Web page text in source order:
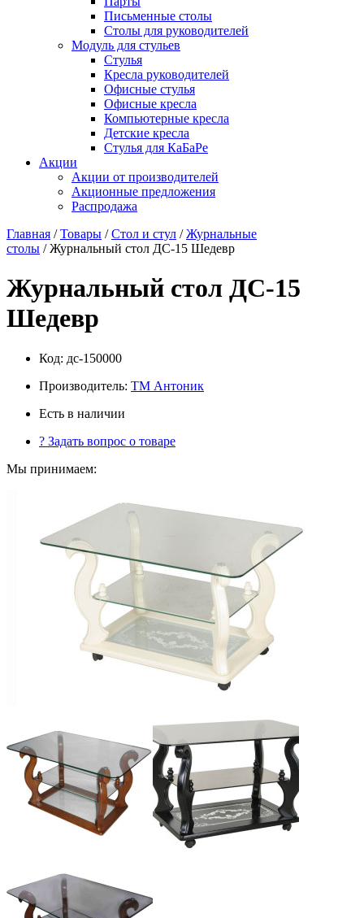
Письменные столы
Столы для руководителей
Модуль для стульев
Стулья
Кресла руководителей
Офисные стулья
Офисные кресла
Компьютерные кресла
Детские кресла
Стулья для КаБаРе
Акции
Акции от производителей
Акционные предложения
Распродажа
Главная /Товары /Стол и стул /Журнальные
столы / Журнальный стол ДС-15 Шедевр
Журнальный стол ДС-15
Шедевр
Код: дс-150000
Производитель: ТМ Антоник
Есть в наличии
? Задать вопрос о товаре
Мы принимаем: